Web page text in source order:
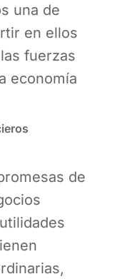
una de
en ellos
fuerzas
economía
de